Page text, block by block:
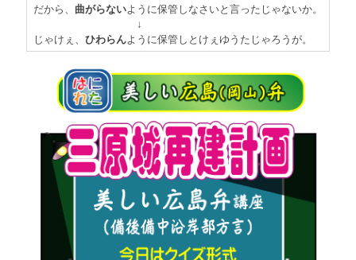
だから、 曲がらないように保管しなさいと言ったじゃないか。
↓
じゃけぇ、 ひわらんように保管しとけぇゆうたじゃろうが。